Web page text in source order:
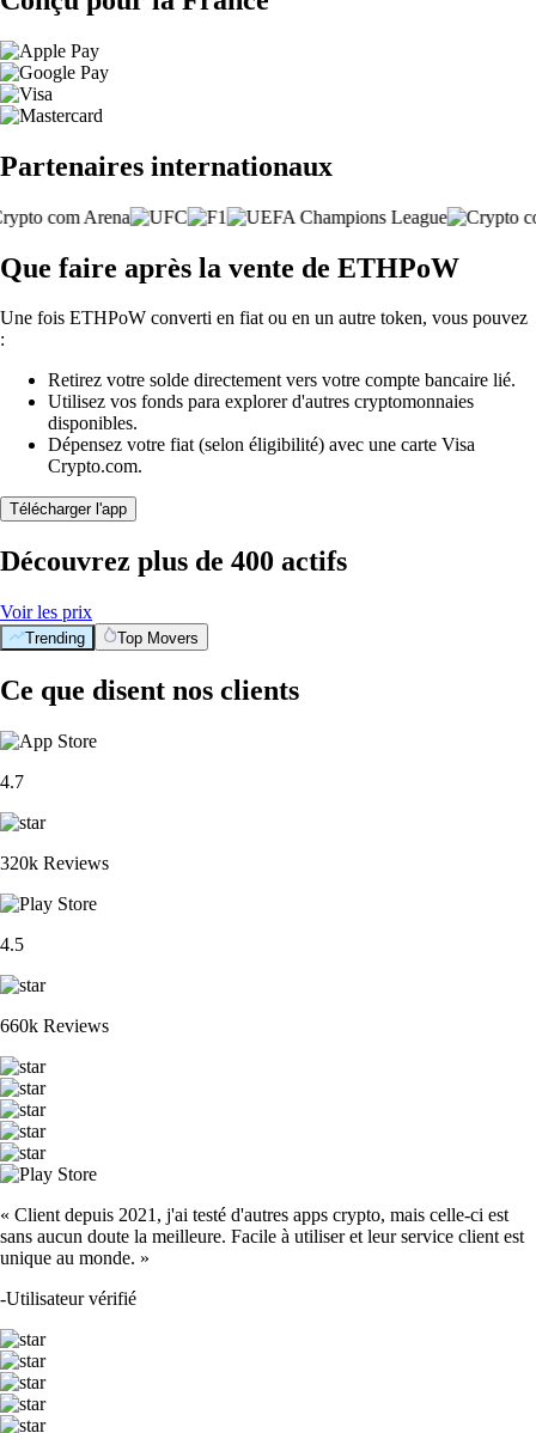
Partenaires internationaux
Que faire après la vente de ETHPoW
Une fois ETHPoW converti en fiat ou en un autre token, vous pouvez
:
Retirez votre solde directement vers votre compte bancaire lié.
Utilisez vos fonds para explorer d'autres cryptomonnaies
disponibles.
Dépensez votre fiat (selon éligibilité) avec une carte Visa
Crypto.com.
Télécharger l'app
Découvrez plus de 400 actifs
Voir les prix
Trending Top Movers
Ce que disent nos clients
4.7
320k Reviews
4.5
660k Reviews
« Client depuis 2021, j'ai testé d'autres apps crypto, mais celle-ci est
sans aucun doute la meilleure. Facile à utiliser et leur service client est
unique au monde. »
-Utilisateur vérifié